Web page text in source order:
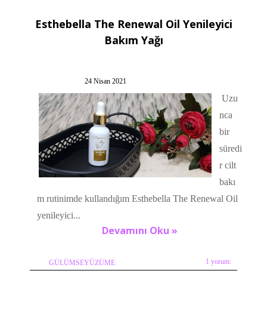
Esthebella The Renewal Oil Yenileyici
Bakım Yağı
24 Nisan 2021
Uzu
nca
bir
süredi
r cilt
bakı
m rutinimde kullandığım Esthebella The Renewal Oil
yenileyici...
Devamını Oku »
GÜLÜMSEYÜZÜME 1 yorum: